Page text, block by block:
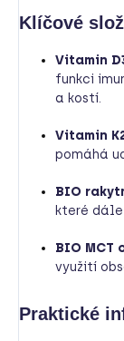
Klíčové
Vitamin
funkci
a kostí.
Vitamin
pomáhá
BIO
které
BIO MCT
využití
Praktické